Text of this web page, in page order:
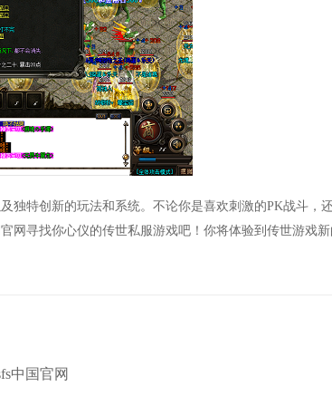
独特创新的玩法和系统。不论你是喜欢刺激的PK战斗，
网寻找你心仪的传世私服游戏吧！你将体验到传世游戏
中国官网